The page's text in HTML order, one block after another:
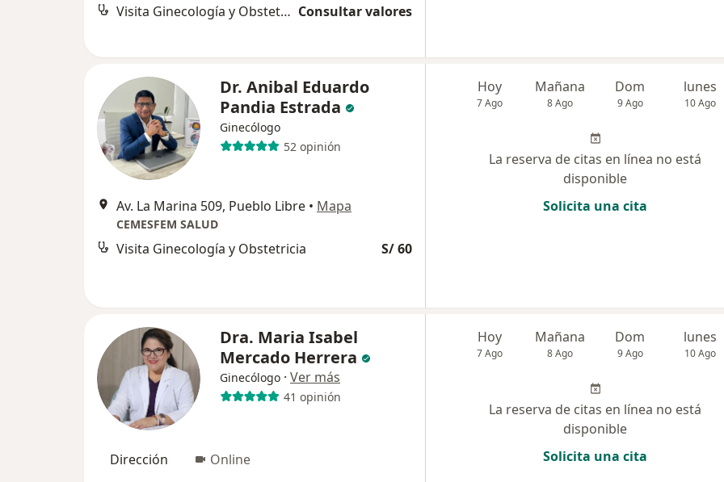
Visita Ginecología y Obstetricia Consultar valores
Dr. Anibal Eduardo
Pandia Estrada
Ginecólogo
52 opinión
Av. La Marina 509, Pueblo Libre • Mapa
CEMESFEM SALUD
Visita Ginecología y Obstetricia S/ 60
Hoy
7 Ago
Mañana
8 Ago
Dom
9 Ago
lunes
10 Ago
La reserva de citas en línea no está
disponible
Solicita una cita
Dra. Maria Isabel
Mercado Herrera
Ginecólogo · Ver más
41 opinión
Dirección Online
Hoy
7 Ago
Mañana
8 Ago
Dom
9 Ago
lunes
10 Ago
La reserva de citas en línea no está
disponible
Solicita una cita